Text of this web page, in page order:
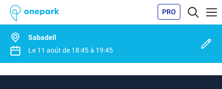
PRO
Sabadell
Le 11 août de 18:45à 19:45